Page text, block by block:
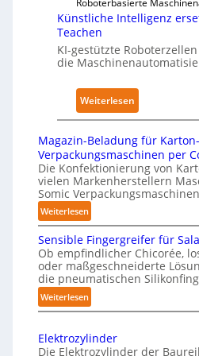
c
a
A
k
e
h
u
s
u
w
i
r
k
u
n
g
e
n
v
n
P
h
y
a
Künstliche Intelligenz
Teachen
KI-gestützte
die
Weiterlesen:
K
n
s
t
l
c
h
e
I
t
l
Magazin-Beladung für Karton-
Verpackungsmaschinen per
Die Konfektionierung von
vielen Markenherstellern
Somic
Weiterlesen:
M
a
g
a
z
i
n
-
B
Sensible Fingergreifer für
Ob empfindlicher Chicorée,
oder maßgeschneiderte
die pneumatischen
Weiterlesen:
S
n
Elektrozylinder
Die Elektrozylinder der